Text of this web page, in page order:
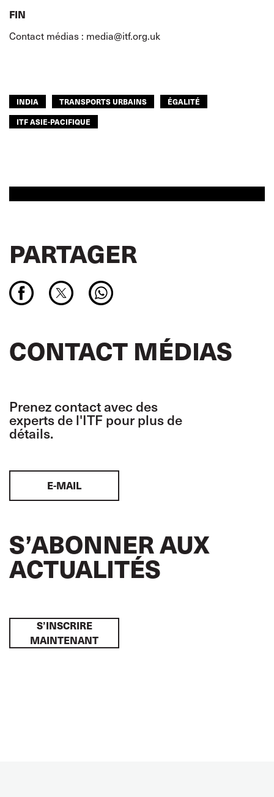
FIN
Contact médias : media@itf.org.uk
INDIA TRANSPORTS URBAINS
ÉGALITÉ
ITF ASIE-PACIFIQUE
PARTAGER
CONTACT MÉDIAS
Prenez contact avec des
experts de l'ITF pour plus de
détails.
E-MAIL
S’ABONNER AUX
ACTUALITÉS
S’INSCRIRE
MAINTENANT